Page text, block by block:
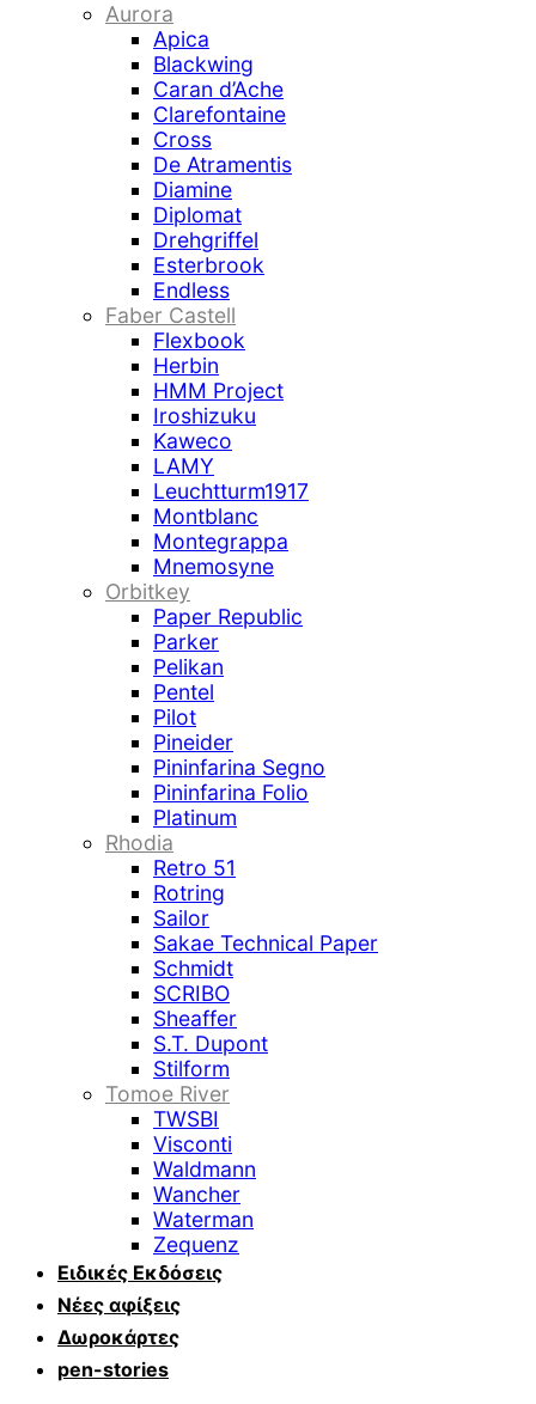
Aurora
Apica
Blackwing
Caran d’Ache
Clarefontaine
Cross
De Atramentis
Diamine
Diplomat
Drehgriffel
Esterbrook
Endless
Faber Castell
Flexbook
Herbin
HMM Project
Iroshizuku
Kaweco
LAMY
Leuchtturm1917
Montblanc
Montegrappa
Mnemosyne
Orbitkey
Paper Republic
Parker
Pelikan
Pentel
Pilot
Pineider
Pininfarina Segno
Pininfarina Folio
Platinum
Rhodia
Retro 51
Rotring
Sailor
Sakae Technical Paper
Schmidt
SCRIBO
Sheaffer
S.T. Dupont
Stilform
Tomoe River
TWSBI
Visconti
Waldmann
Wancher
Waterman
Zequenz
Ειδικές Εκδόσεις
Νέες αφίξεις
Δωροκάρτες
pen-stories